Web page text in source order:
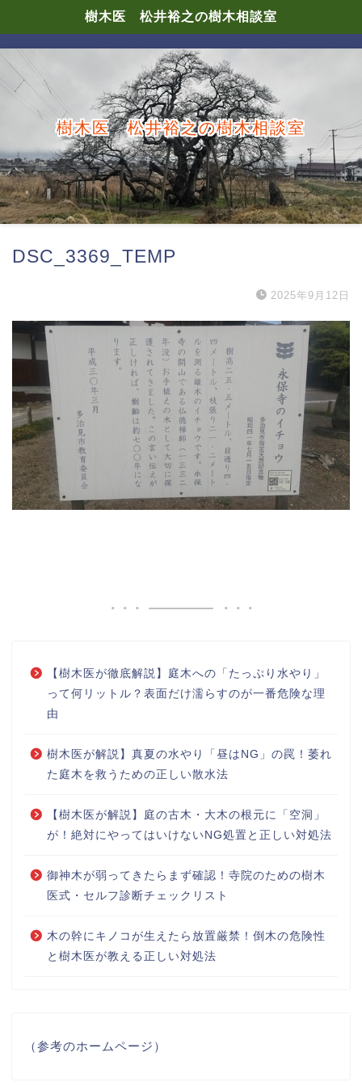
樹木医 松井裕之の樹木相談室
樹木医 松井裕之の樹木相談室
DSC_3369_TEMP
2025年9月12日
【樹木医が徹底解説】庭木への「たっぷり水やり」
って何リットル？表面だけ濡らすのが一番危険な理
由
樹木医が解説】真夏の水やり「昼はNG」の罠！萎れ
た庭木を救うための正しい散水法
【樹木医が解説】庭の古木・大木の根元に「空洞」
が！絶対にやってはいけないNG処置と正しい対処法
御神木が弱ってきたらまず確認！寺院のための樹木
医式・セルフ診断チェックリスト
木の幹にキノコが生えたら放置厳禁！倒木の危険性
と樹木医が教える正しい対処法
（参考のホームページ）